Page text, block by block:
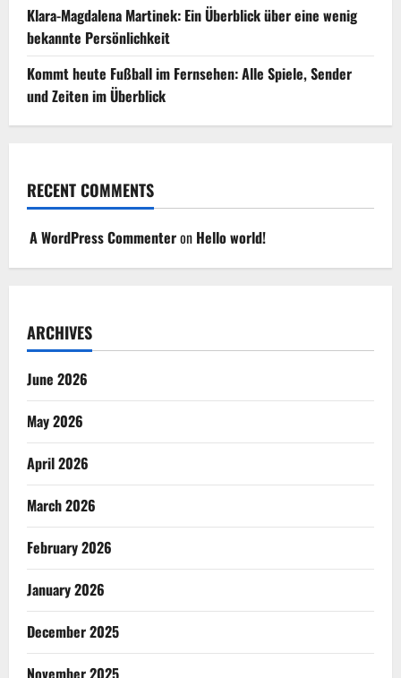
Klara-Magdalena Martinek: Ein Überblick über eine wenig
bekannte Persönlichkeit
Kommt heute Fußball im Fernsehen: Alle Spiele, Sender
und Zeiten im Überblick
RECENT COMMENTS
A WordPress Commenteron Hello world!
ARCHIVES
June 2026
May 2026
April 2026
March 2026
February 2026
January 2026
December 2025
November 2025